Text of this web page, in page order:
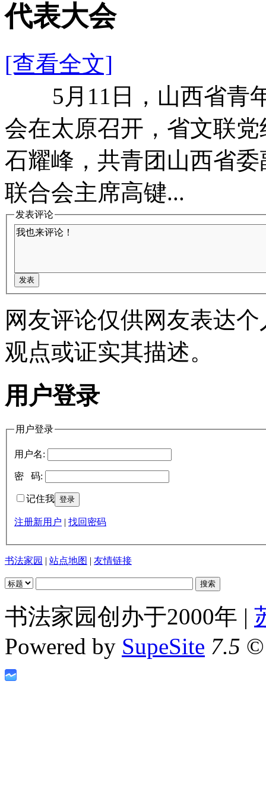
代表大会
[查看全文]
5月11日，山西省青年
会在太原召开，省文联
石耀峰，共青团山西省
联合会主席高键...
发表评论
网友评论仅供网友表达
观点或证实其描述。
用户登录
用户登录
用户名:
密 码:
记住我
注册新用户 | 找回密码
书法家园 | 站点地图 | 友情链接
书法家园创办于2000年 |
Powered by SupeSite 7.5 ©